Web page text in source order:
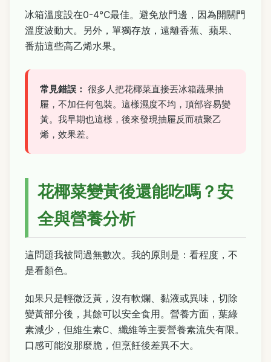
冰箱溫度設在0-4°C最佳。避免放門邊，因為開關門
溫度波動大。另外，單獨存放，遠離香蕉、蘋果、
番茄這些高乙烯水果。
常見錯誤： 很多人把花椰菜直接丟冰箱蔬果抽
屜，不加任何包裝。這樣濕度不均，頂部容易變
黃。我早期也這樣，後來發現抽屜反而積聚乙
烯，效果差。
花椰菜變黃後還能吃嗎？安
全與營養分析
這問題我被問過無數次。我的原則是：看程度，不
是看顏色。
如果只是輕微泛黃，沒有軟爛、黏液或異味，切除
變黃部分後，其餘可以安全食用。營養方面，葉綠
素減少，但維生素C、纖維等主要營養素流失有限。
口感可能沒那麼脆，但烹飪後差異不大。